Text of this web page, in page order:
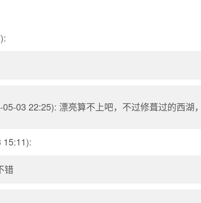
05-03 22:25): 漂亮算不上吧，不过修葺过的西湖
15:11):
错